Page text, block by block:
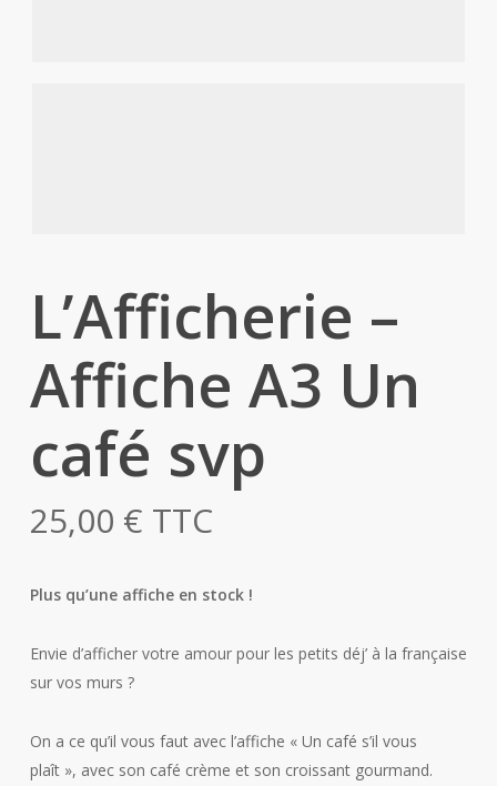
L’Afficherie –
Affiche A3 Un
café svp
25,00 € TTC
Plus qu’une affiche en stock !
Envie d’afficher votre amour pour les petits déj’ à la française
sur vos murs ?
On a ce qu’il vous faut avec l’affiche « Un café s’il vous
plaît », avec son café crème et son croissant gourmand.